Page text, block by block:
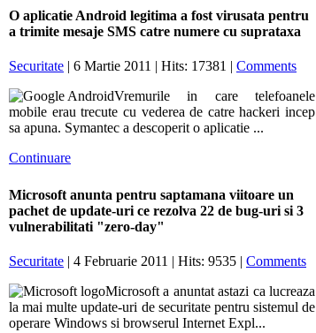
O aplicatie Android legitima a fost virusata pentru
a trimite mesaje SMS catre numere cu suprataxa
Securitate | 6 Martie 2011 | Hits: 17381 | Comments
Vremurile in care telefoanele
mobile erau trecute cu vederea de catre hackeri incep
sa apuna. Symantec a descoperit o aplicatie ...
Continuare
Microsoft anunta pentru saptamana viitoare un
pachet de update-uri ce rezolva 22 de bug-uri si 3
vulnerabilitati "zero-day"
Securitate | 4 Februarie 2011 | Hits: 9535 | Comments
Microsoft a anuntat astazi ca lucreaza
la mai multe update-uri de securitate pentru sistemul de
operare Windows si browserul Internet Expl...